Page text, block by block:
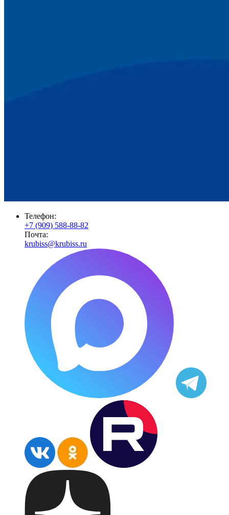
Телефон:
+7 (909) 588-88-82
Почта:
krubiss@krubiss.ru